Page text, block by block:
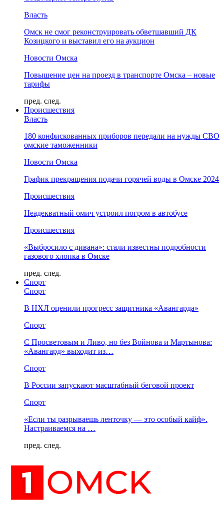
Власть
Омск не смог реконструировать обветшавший ДК
Козицкого и выставил его на аукцион
Новости Омска
Повышение цен на проезд в транспорте Омска – новые
тарифы
пред. след.
Происшествия
Власть
180 конфискованных приборов передали на нужды СВО
омские таможенники
Новости Омска
График прекращения подачи горячей воды в Омске 2024
Происшествия
Неадекватный омич устроил погром в автобусе
Происшествия
«Выбросило с дивана»: стали известны подробности
газового хлопка в Омске
пред. след.
Спорт
Спорт
В НХЛ оценили прогресс защитника «Авангарда»
Спорт
С Просветовым и Ливо, но без Войнова и Мартынова:
«Авангард» выходит из…
Спорт
В России запускают масштабный беговой проект
Спорт
«Если ты разрываешь ленточку — это особый кайф».
Настраиваемся на …
пред. след.